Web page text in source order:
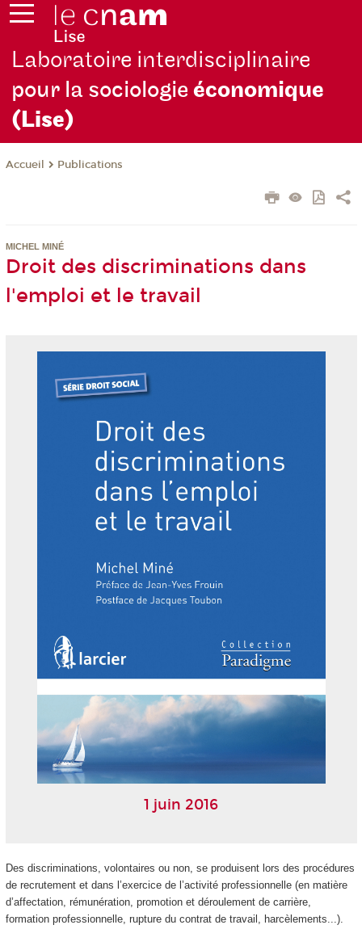
Laboratoire interdisciplinaire
pour la sociologieéconomique
(Lise)
Accueil Publications
MICHEL MINÉ
Droit des discriminations dans
l'emploi et le travail
1 juin 2016
Des discriminations, volontaires ou non, se produisent lors des procédures
de recrutement et dans l’exercice de l’activité professionnelle (en matière
d’affectation, rémunération, promotion et déroulement de carrière,
formation professionnelle, rupture du contrat de travail, harcèlements...).